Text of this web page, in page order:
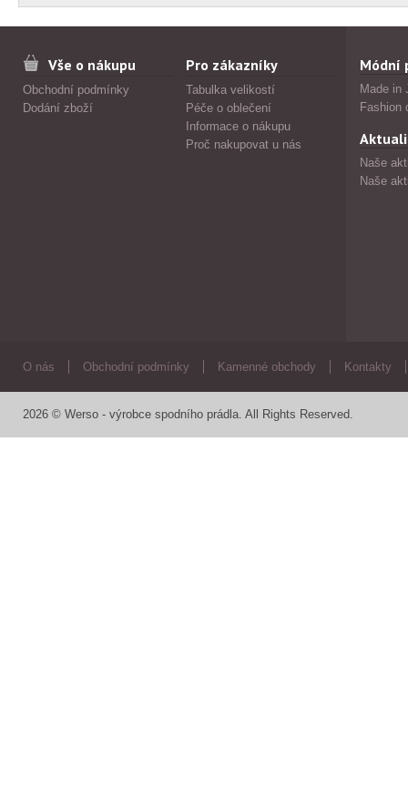
Vše o nákupu
Obchodní podmínky
Dodání zboží
Pro zákazníky
Tabulka velikostí
Péče o oblečení
Informace o nákupu
Proč nakupovat u nás
Módní
Made in
Fashion
Naše
Naše
O nás Obchodní podmínky Kamenné obchody Kontakty
2026 © Werso - výrobce spodního prádla. All Rights Reserved.